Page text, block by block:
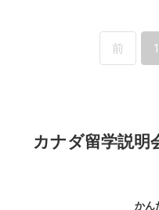
前 1
カナダ留学説明
かん